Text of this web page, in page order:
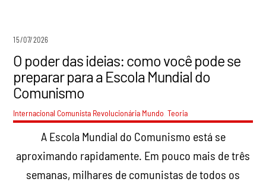
15/07/2026
O poder das ideias: como você pode se
preparar para a Escola Mundial do
Comunismo
Internacional Comunista Revolucionária Mundo ,Teoria
A Escola Mundial do Comunismo está se
aproximando rapidamente. Em pouco mais de três
semanas, milhares de comunistas de todos os